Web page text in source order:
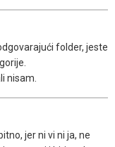
folder, jeste
nisam.
jer ni vi ni ja, ne